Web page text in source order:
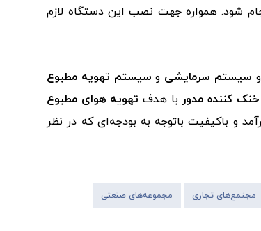
شود. همواره جهت نصب این دستگاه لازم
و سیستم سرمایشی و سیستم تهویه مطبوع
کننده مدور با هدفتهویه هوای مطبوع
و باکیفیت باتوجه به بودجه‌ای که در نظر
مجتمع‌های تجاری مجموعه‌های صنعتی